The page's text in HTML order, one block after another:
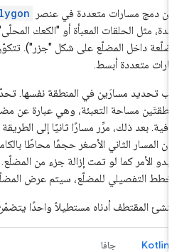
دمج مسارات متعددة في عنصر Polygon
مثل الحلقات المعبأة أو "الكعك المحلّى"
داخل المضلّع على شكل "جزر"). تتكوّن
متعددة أبسط.
تحديد مسارَين في المنطقة نفسها. تحدّد
مساحة التعبئة، وهي عبارة عن مضلّع
بعد ذلك، مرِّر مسارًا ثانيًا إلى الطريقة
المسار الثاني الأصغر حجمًا محاطًا بالكامل
الأمر كما لو تمت إزالة جزء من المضلّع.
التفصيلي للمضلّع، سيتم عرض المضلّع
المقتطف أدناه مستطيلاً واحدًا يتضمّن
Kotlin